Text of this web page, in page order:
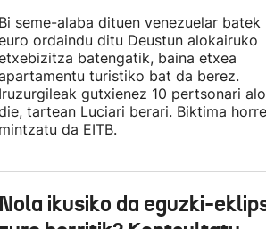
seme-alaba dituen venezuelar batek
ordaindu ditu Deustun alokairuko
batengatik, baina etxea
turistiko bat da berez.
gutxienez 10 pertsonari
tartean Luciari berari. Biktima
da EITB.
ikusiko da eguzki-